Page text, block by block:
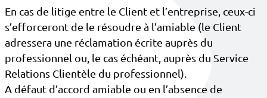
En cas de litige entre le Client et l’entreprise, ceux-ci
s’efforceront de le résoudre à l’amiable (le Client
adressera une réclamation écrite auprès du
professionnel ou, le cas échéant, auprès du Service
Relations Clientèle du professionnel).
A défaut d’accord amiable ou en l’absence de